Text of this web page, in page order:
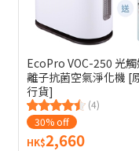
EcoPro VOC-250 光觸
離子抗菌空氣淨化機 [
行貨]
(4)
30% off
HK$2,660